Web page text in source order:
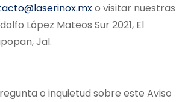
o visitar nuestras
López Mateos Sur 2021, El
Jal.
o inquietud sobre este Aviso